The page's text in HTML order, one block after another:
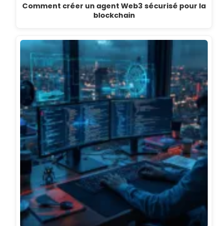
Comment créer un agent Web3 sécurisé pour la
blockchain